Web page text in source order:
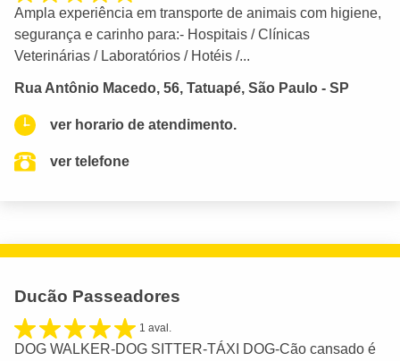
Ampla experiência em transporte de animais com higiene,
segurança e carinho para:- Hospitais / Clínicas
Veterinárias / Laboratórios / Hotéis /...
Rua Antônio Macedo, 56, Tatuapé, São Paulo - SP
ver horario de atendimento.
ver telefone
Ducão Passeadores
1 aval.
DOG WALKER-DOG SITTER-TÁXI DOG-Cão cansado é